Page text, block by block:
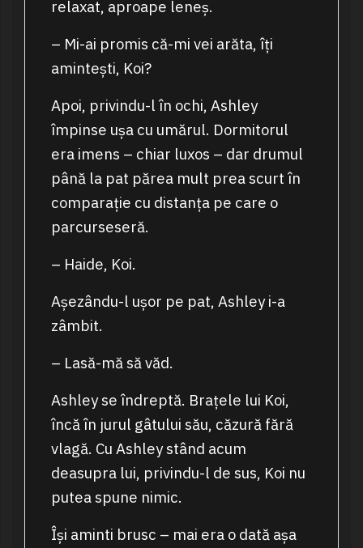
relaxat, aproape leneș.
– Mi-ai promis că-mi vei arăta, îți
amintești, Koi?
Apoi, privindu-l în ochi, Ashley
împinse ușa cu umărul. Dormitorul
era imens – chiar luxos – dar drumul
până la pat părea mult prea scurt în
comparație cu distanța pe care o
parcurseseră.
– Haide, Koi.
Așezându-l ușor pe pat, Ashley i-a
zâmbit.
– Lasă-mă să văd.
Ashley se îndreptă. Brațele lui Koi,
încă în jurul gâtului său, căzură fără
vlagă. Cu Ashley stând acum
deasupra lui, privindu-l de sus, Koi nu
putea spune nimic.
Își aminti brusc – mai era o dată așa